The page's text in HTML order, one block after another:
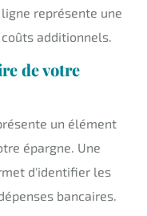
représente une
additionnels.
de votre
un élément
épargne. Une
d'identifier les
bancaires.